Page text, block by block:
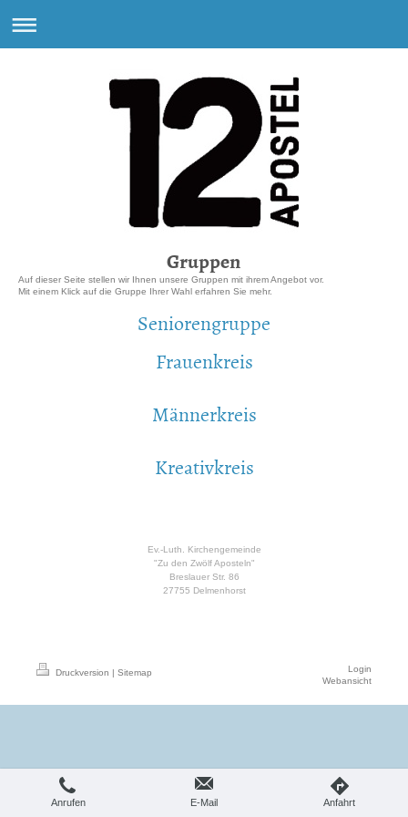
Gruppen
Auf dieser Seite stellen wir Ihnen unsere Gruppen mit ihrem Angebot vor.
Mit einem Klick auf die Gruppe Ihrer Wahl erfahren Sie mehr.
Seniorengruppe
Frauenkreis
Männerkreis
Kreativkreis
Ev.-Luth. Kirchengemeinde
"Zu den Zwölf Aposteln"
Breslauer Str. 86
27755 Delmenhorst
Druckversion | Sitemap
Login
Webansicht
Anrufen E-Mail Anfahrt